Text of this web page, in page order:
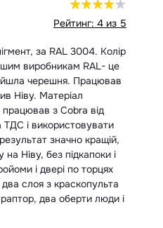
Рейтинг: 4 из 5
за RAL 3004. Колір
виробникам RAL- це
черешня. Працював
Ніву. Матеріал
працював з Cobra від
і використовувати
значно кращій,
Ніву, без підкапоки і
і двері по торцях
слоя з краскопульта
два оберти люди і